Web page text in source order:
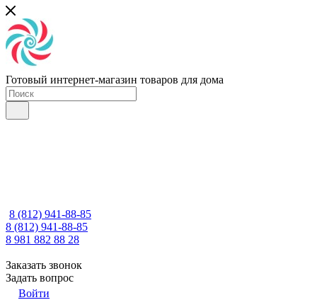
Готовый интернет-магазин товаров для дома
8 (812) 941-88-85
8 (812) 941-88-85
8 981 882 88 28
Заказать звонок
Задать вопрос
Войти